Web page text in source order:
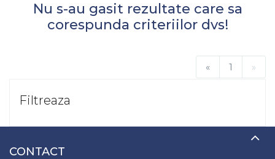
Nu s-au gasit rezultate care sa
corespunda criteriilor dvs!
« 1 »
Filtreaza
CONTACT